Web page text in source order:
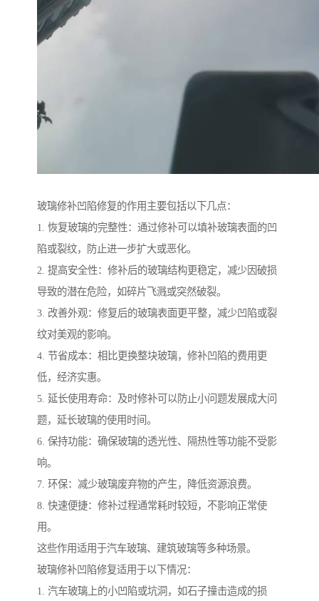
玻璃修补凹陷修复的作用主要包括以下几点：
1. 恢复玻璃的完整性：通过修补可以填补玻璃表面的凹
陷或裂纹，防止进一步扩大或恶化。
2. 提高安全性：修补后的玻璃结构更稳定，减少因破损
导致的潜在危险，如碎片飞溅或突然破裂。
3. 改善外观：修复后的玻璃表面更平整，减少凹陷或裂
纹对美观的影响。
4. 节省成本：相比更换整块玻璃，修补凹陷的费用更
低，经济实惠。
5. 延长使用寿命：及时修补可以防止小问题发展成大问
题，延长玻璃的使用时间。
6. 保持功能：确保玻璃的透光性、隔热性等功能不受影
响。
7. 环保：减少玻璃废弃物的产生，降低资源浪费。
8. 快速便捷：修补过程通常耗时较短，不影响正常使
用。
这些作用适用于汽车玻璃、建筑玻璃等多种场景。
玻璃修补凹陷修复适用于以下情况：
1. 汽车玻璃上的小凹陷或坑洞，如石子撞击造成的损